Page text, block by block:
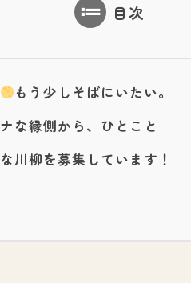
目次
もう少しそばにいたい。
な縁側から、ひとこと
川柳を募集しています！